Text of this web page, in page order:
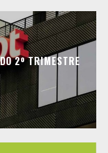
2º TRIMESTRE